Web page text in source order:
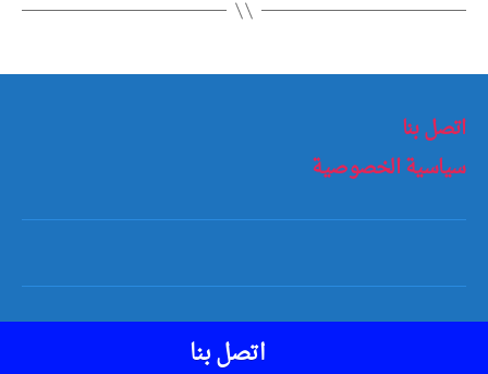
اتصل بنا
سياسية الخصوصية
اتصل بنامفاتيح سيارات الكويت